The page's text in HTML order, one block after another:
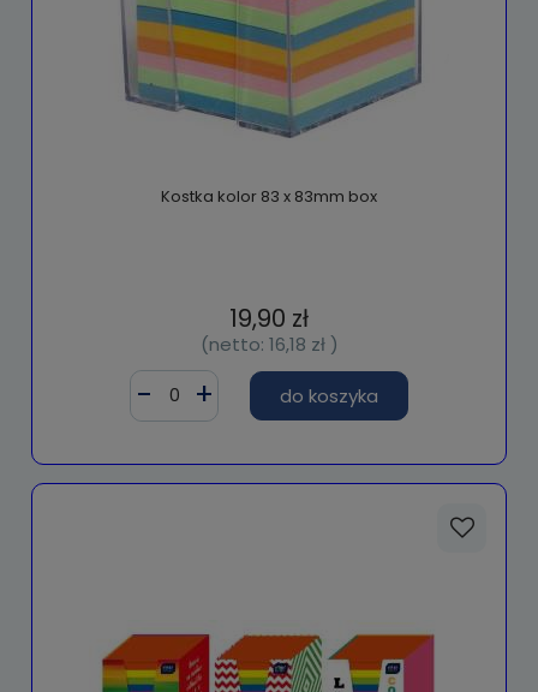
Kostka kolor 83 x 83mm box
19,90 zł
(netto: 16,18 zł)
do koszyka